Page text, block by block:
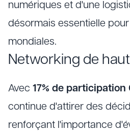
numériques et d'une
désormais essentielle
mondiales.
Networking de
Avec 17% de participation
continue d'attirer des
renforçant l'importance